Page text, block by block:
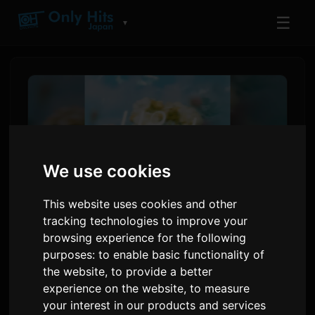
We use cookies
This website uses cookies and other
tracking technologies to improve your
browsing experience for the following
purposes:to enable basic functionality of
the website,to provide a better
experience on the website,to measure
your interest in our products and services
▼ ☰
हाना होपने 'सयोनारा लारा' या ऍनिमीसाठी
'हार्ट्स ग्लो' सिंगल जाहीर केला
Samद्वारे ६ जुलै २०२६
इंग्रजीतून अनुवादित